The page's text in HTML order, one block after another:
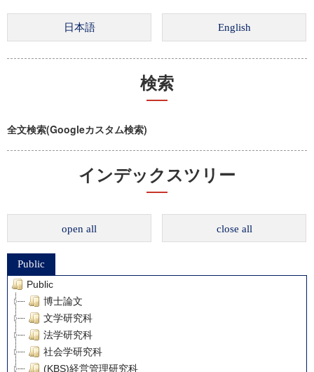
検索
全文検索(Googleカスタム検索)
インデックスツリー
open all close all
Public
Public
博士論文
文学研究科
法学研究科
社会学研究科
(KBS)経営管理研究科